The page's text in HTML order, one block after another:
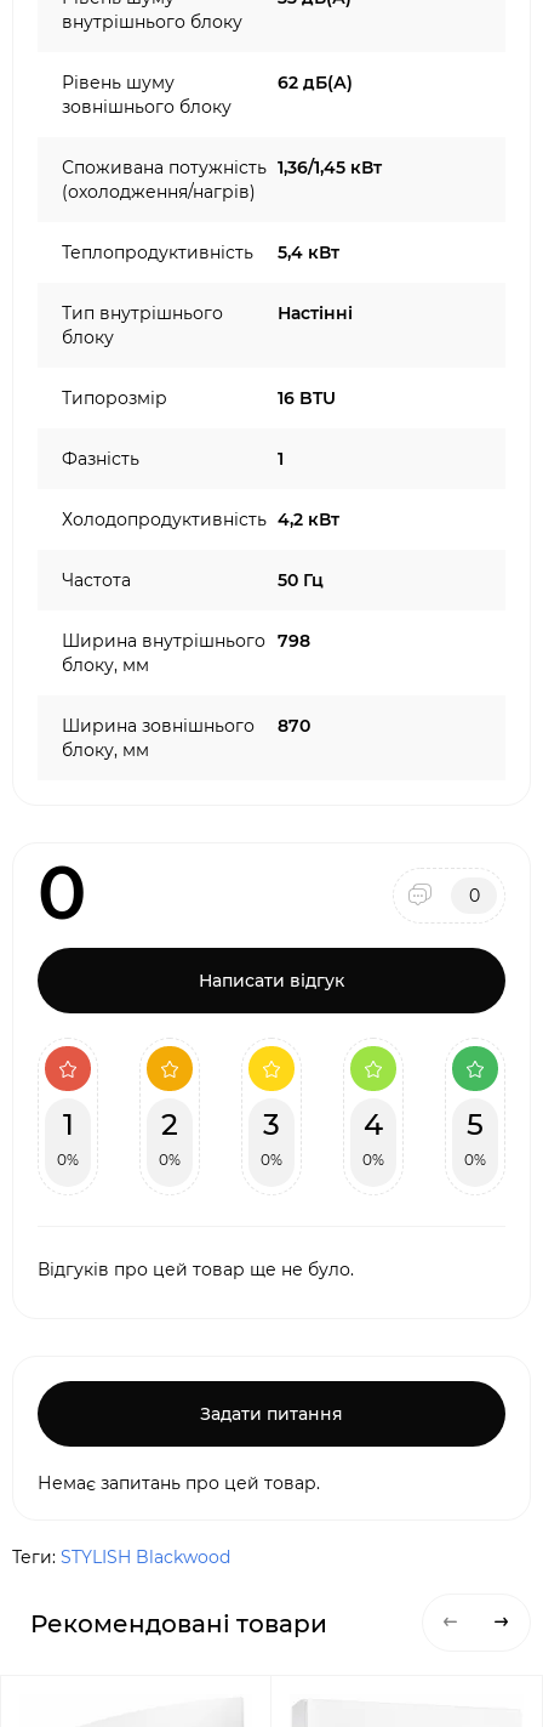
внутрішнього блоку
Рівень шуму
зовнішнього блоку
62 дБ(А)
Споживана потужність
(охолодження/нагрів)
1,36/1,45 кВт
Теплопродуктивність 5,4 кВт
Тип внутрішнього
блоку
Настінні
Типорозмір 16 BTU
Фазність 1
Холодопродуктивність 4,2 кВт
Частота 50 Гц
Ширина внутрішнього
блоку, мм
798
Ширина зовнішнього
блоку, мм
870
0 0
Написати відгук
1
0%
2
0%
3
0%
4
0%
5
0%
Відгуків про цей товар ще не було.
Задати питання
Немає запитань про цей товар.
Теги: STYLISH Blackwood
Рекомендовані товари